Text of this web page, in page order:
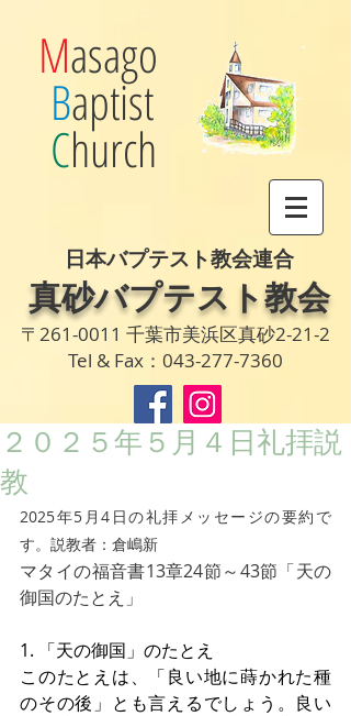
Masago
Baptist
Church
日本バプテスト教会連合
真砂バプテスト教会
〒261-0011 千葉市美浜区真砂2-21-2
Tel & Fax：043-277-7360
２０２５年５月４日礼拝説
教
2025年5月4日の礼拝メッセージの要約で
す。説教者：倉嶋新
マタイの福音書13章24節～43節「天の
御国のたとえ」
1. 「天の御国」のたとえ
このたとえは、「良い地に蒔かれた種
のその後」とも言えるでしょう。良い